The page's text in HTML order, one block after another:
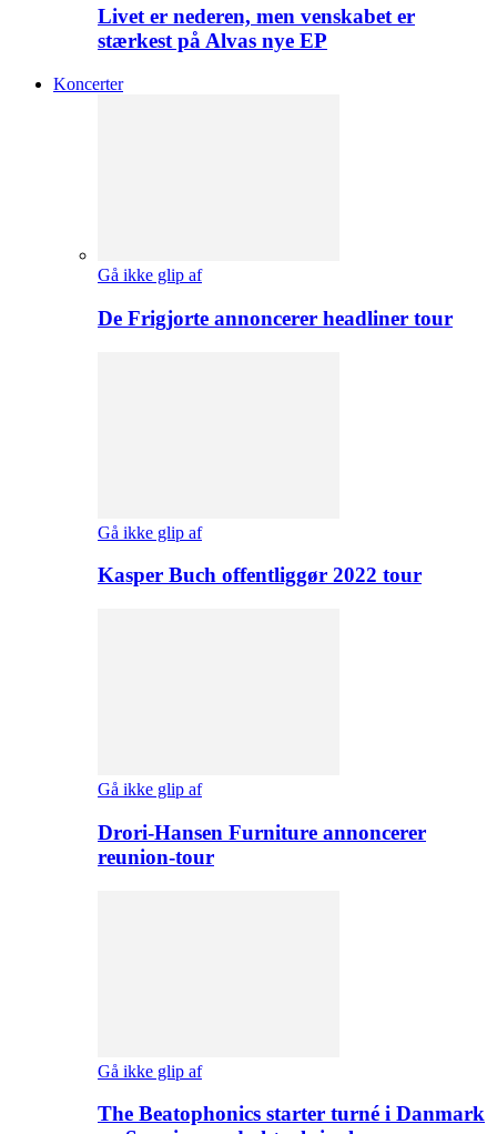
Livet er nederen, men venskabet er
stærkest på Alvas nye EP
Koncerter
Gå ikke glip af
De Frigjorte annoncerer headliner tour
Gå ikke glip af
Kasper Buch offentliggør 2022 tour
Gå ikke glip af
Drori-Hansen Furniture annoncerer
reunion-tour
Gå ikke glip af
The Beatophonics starter turné i Danmark